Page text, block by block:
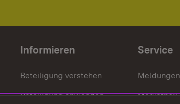
Informieren
Beteiligung verstehen
Beteiligung anwenden
Service
Meldungen
Mediathek